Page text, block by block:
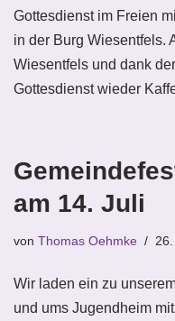
Gottesdienst im Freien
in der Burg Wiesentfels.
Wiesentfels und dank
Gottesdienst wieder
am 14. Juli
von Thomas Oehmke
Wir laden ein zu
und ums Jugendheim